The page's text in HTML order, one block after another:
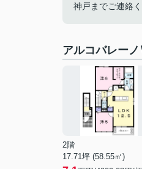
神戸までご連絡
アルコバレー
2階
17.71坪 (58.55㎡)